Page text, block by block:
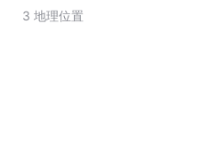
3 地理位置